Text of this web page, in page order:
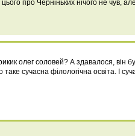
про Черніньких нічого не чув,
олег соловей? А здавалося, він
сучасна філологічна освіта. І